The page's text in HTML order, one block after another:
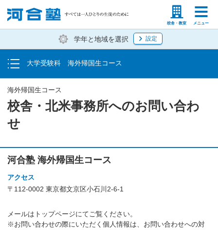
校舎・教室 メニュー
塾生の方 高等学校の先生
学年と地域を選択 設定
大学受験科 海外帰国生コース
帰国生入試説明会・個別相談会
合格体験談・講師アドバイス
合格実績
校舎・北米事務所へのお問い合わ
せ
海外帰国生コース
河合塾 海外帰国生コース
アクセス
〒112-0002 東京都文京区小石川2-6-1
メールはトップページにてご覧ください。
※お問い合わせの際にいただく個人情報は、お問い合わせへの対